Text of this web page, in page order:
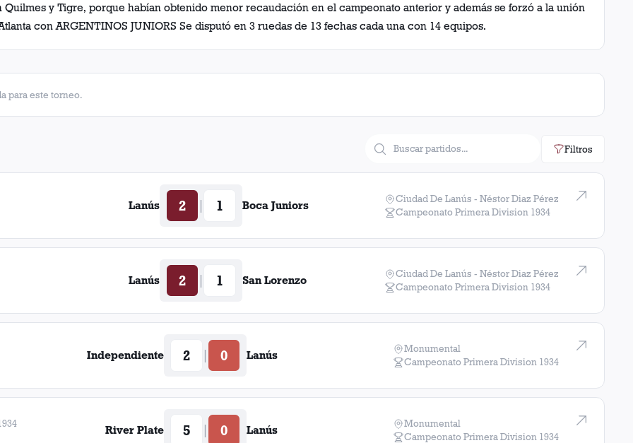
2
1
Arturo Santos 18
Juan Villavicencio 16
Luis Visini
Jacinto Ferro 10
Anselmo Pintado
Angel Alfonso 7
Pascual Severino
Napoleón Seghini
Quilmes y Tigre, porque habían obtenido menor recaudación en el campeonato anterior y además se forzó a la unión
con ARGENTINOS JUNIORS Se disputó en 3 ruedas de 13 fechas cada una con 14 equipos.
para este torneo.
Filtros
Lanús 2 1 Boca Juniors
Ciudad De Lanús - Néstor Diaz Pérez
Campeonato Primera Division 1934
Lanús 2 1 San Lorenzo
Ciudad De Lanús - Néstor Diaz Pérez
Campeonato Primera Division 1934
Independiente 2 0 Lanús
Monumental
Campeonato Primera Division 1934
River Plate 5 0 Lanús
Monumental
Campeonato Primera Division 1934